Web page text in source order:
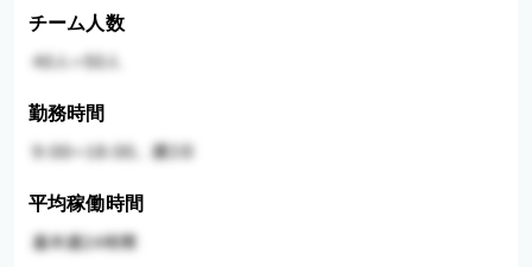
チーム人数
勤務時間
平均稼働時間